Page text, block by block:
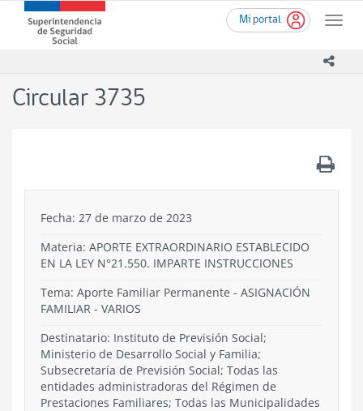
contenido
Mi portal
Toggle
Superintendencia
de
-
Circular 3735
Fecha: 27 de marzo de 2023
Materia: APORTE EXTRAORDINARIO ESTABLECIDO
EN LA LEY N°21.550. IMPARTE INSTRUCCIONES
Tema: Aporte Familiar Permanente - ASIGNACIÓN
FAMILIAR - VARIOS
Destinatario: Instituto de Previsión Social;
Ministerio de Desarrollo Social y Familia;
Subsecretaría de Previsión Social; Todas las
entidades administradoras del Régimen de
Prestaciones Familiares; Todas las Municipalidades